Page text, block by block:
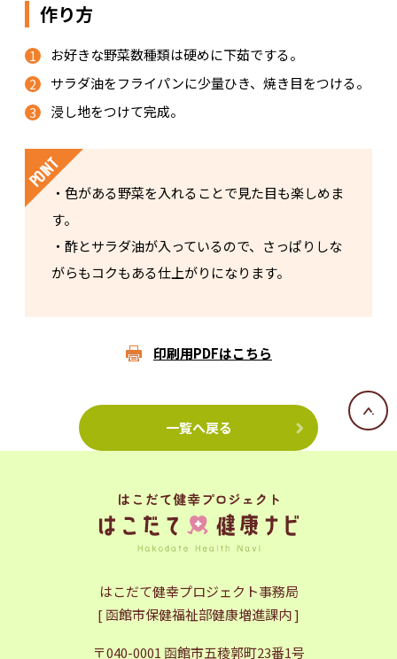
作り方
お好きな野菜数種類は硬めに下茹でする。
サラダ油をフライパンに少量ひき、焼き目をつける。
浸し地をつけて完成。
・色がある野菜を入れることで見た目も楽しめま
す。
・酢とサラダ油が入っているので、さっぱりしな
がらもコクもある仕上がりになります。
印刷用PDFはこちら
一覧へ戻る
はこだて健幸プロジェクト事務局
[ 函館市保健福祉部健康増進課内 ]
〒040-0001 函館市五稜郭町23番1号